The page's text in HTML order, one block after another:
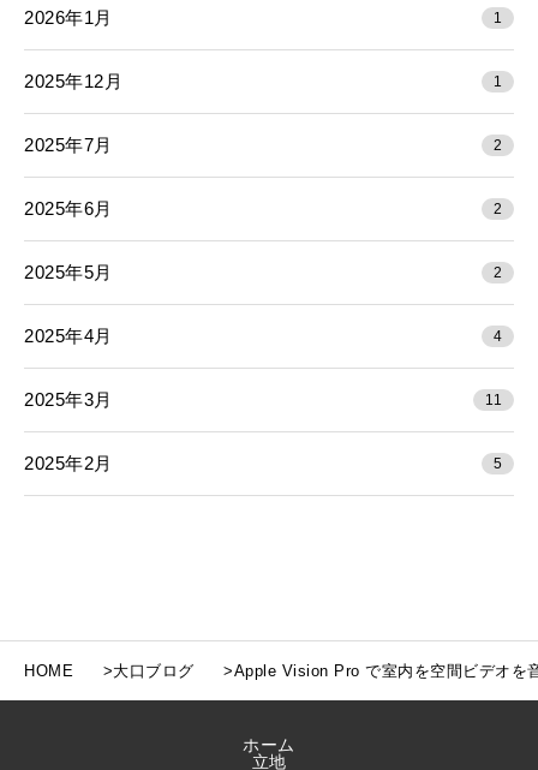
2026年1月 1
2025年12月 1
2025年7月 2
2025年6月 2
2025年5月 2
2025年4月 4
2025年3月 11
2025年2月 5
HOME 大口ブログ Apple Vision Pro で室内を空間ビデオを
ホーム
立地